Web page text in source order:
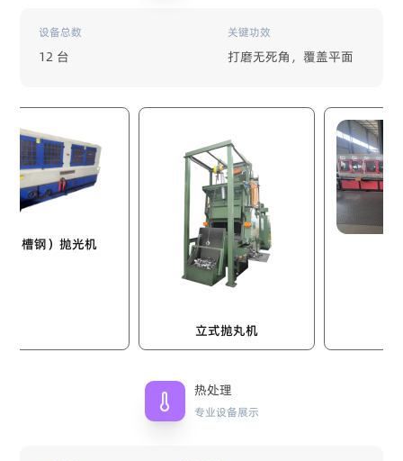
设备总数
12 台
关键功效
打磨无死角，覆盖平面
抛光机
立式抛丸机
热处理
专业设备展示